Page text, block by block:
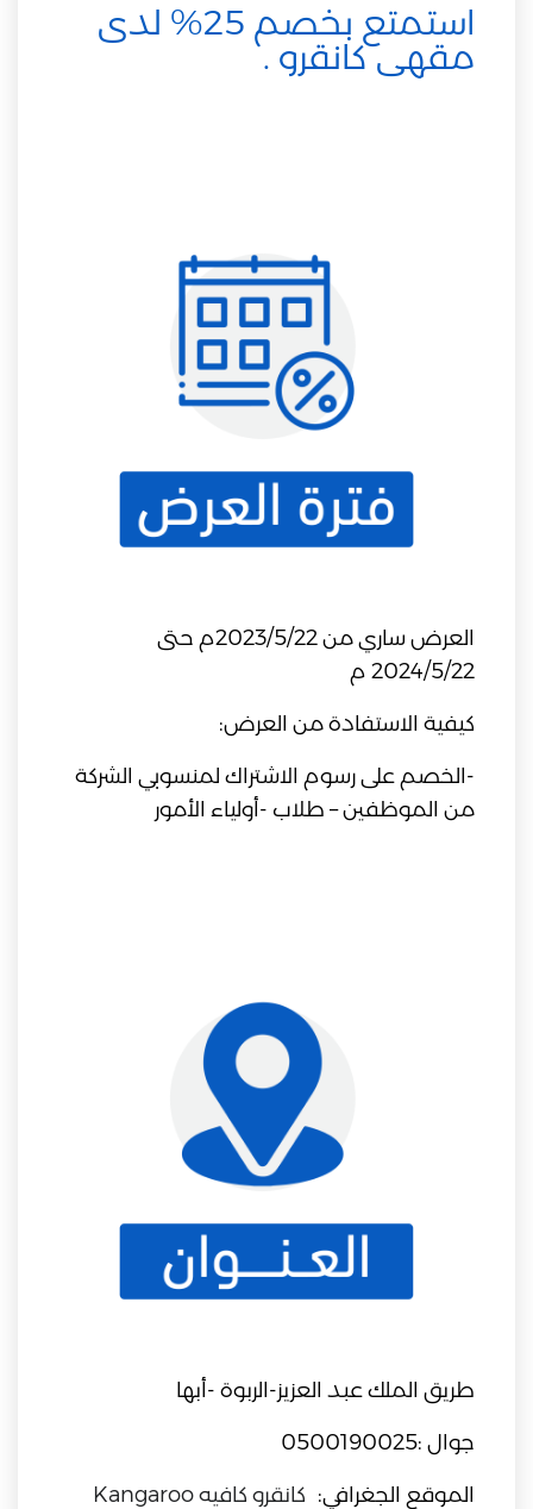
استمتع بخصم 25% لدى
مقهى كانقرو .
العرض ساري من 2023/5/22م حتى
2024/5/22 م
كيفية الاستفادة من العرض:
-الخصم على رسوم الاشتراك لمنسوبي الشركة
من الموظفين – طلاب -أولياء الأمور
طريق الملك عبد العزيز-الربوة -أبها
جوال :0500190025
الموقع الجغرافي:
كانقرو كافيه Kangaroo